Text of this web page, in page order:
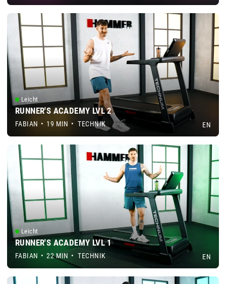
FABIAN • 19 MIN • TECHNIK EN
RUNNER'S ACADEMY LVL 2
Leicht
FABIAN • 22 MIN • TECHNIK EN
RUNNER'S ACADEMY LVL 1
Leicht